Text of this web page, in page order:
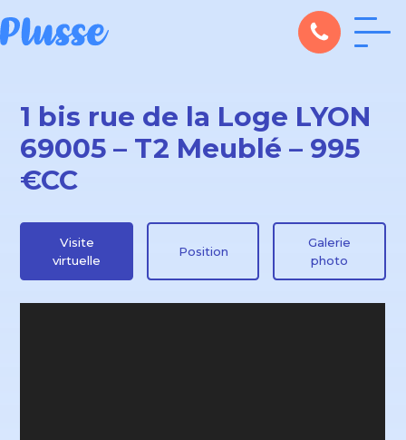
1 bis rue de la Loge LYON
69005 – T2 Meublé – 995
€CC
Visite
virtuelle
Position
Galerie
photo